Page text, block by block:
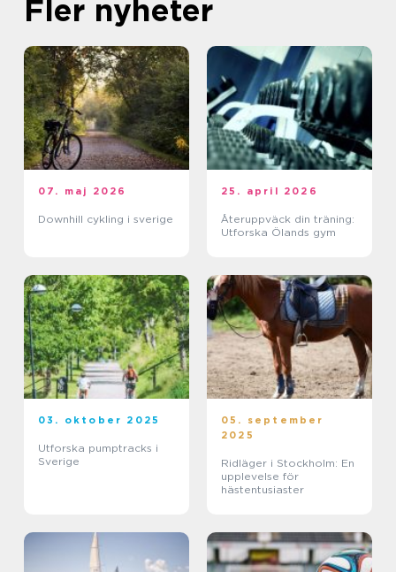
Fler nyheter
07. maj 2026
Downhill cykling i sverige
25. april 2026
Återuppväck din träning:
Utforska Ölands gym
03. oktober 2025
Utforska pumptracks i
Sverige
05. september
2025
Ridläger i Stockholm: En
upplevelse för
hästentusiaster